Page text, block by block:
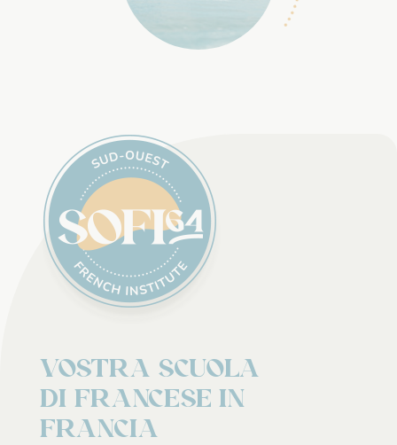
Vostra scuola
di francese in
Francia